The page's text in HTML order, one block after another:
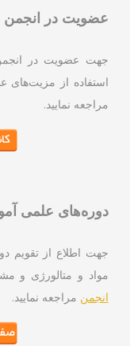
در انجمن
عضویت در انجمن
از مزیت‌های
نمایید.
علمی
اطلاع از تقویم
و متالورژی و مشاهده
مراجعه نمایید.